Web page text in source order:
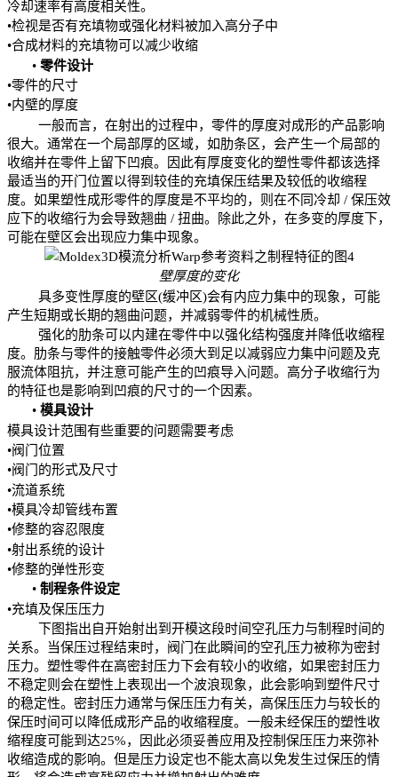
冷却速率有高度相关性。
•检视是否有充填物或强化材料被加入高分子中
•合成材料的充填物可以减少收缩
• 零件设计
•零件的尺寸
•内壁的厚度
一般而言，在射出的过程中，零件的厚度对成形的产品影响
很大。通常在一个局部厚的区域，如肋条区，会产生一个局部的
收缩并在零件上留下凹痕。因此有厚度变化的塑性零件都该选择
最适当的开门位置以得到较佳的充填保压结果及较低的收缩程
度。如果塑性成形零件的厚度是不平均的，则在不同冷却 / 保压效
应下的收缩行为会导致翘曲 / 扭曲。除此之外，在多变的厚度下，
可能在壁区会出现应力集中现象。
壁厚度的变化
具多变性厚度的壁区(缓冲区)会有内应力集中的现象，可能
产生短期或长期的翘曲问题，并减弱零件的机械性质。
强化的肋条可以内建在零件中以强化结构强度并降低收缩程
度。肋条与零件的接触零件必须大到足以减弱应力集中问题及克
服流体阻抗，并注意可能产生的凹痕导入问题。高分子收缩行为
的特征也是影响到凹痕的尺寸的一个因素。
• 模具设计
模具设计范围有些重要的问题需要考虑
•阀门位置
•阀门的形式及尺寸
•流道系统
•模具冷却管线布置
•修整的容忍限度
•射出系统的设计
•修整的弹性形变
• 制程条件设定
•充填及保压压力
下图指出自开始射出到开模这段时间 空孔压力与制程时间 的
关系。当保压过程结束时，阀门在此瞬间的空孔压力被称为密封
压力。塑性零件在高密封压力下会有较小的收缩，如果密封压力
不稳定则会在塑性上表现出一个波浪现象，此会影响到塑件尺寸
的稳定性。密封压力通常与保压压力有关，高保压压力与较长的
保压时间可以降低成形产品的收缩程度。一般未经保压的塑性收
缩程度可能到达25%，因此必须妥善应用及控制保压压力来弥补
收缩造成的影响。但是压力设定也不能太高以免发生过保压的情